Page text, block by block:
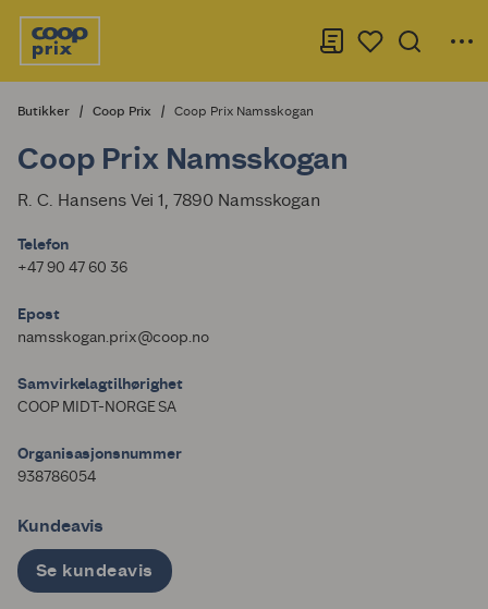
Butikker Coop Prix Coop Prix Namsskogan
Coop Prix Namsskogan
R. C. Hansens Vei 1, 7890 Namsskogan
Telefon
+47 90 47 60 36
Epost
namsskogan.prix@coop.no
Samvirkelagtilhørighet
COOP MIDT-NORGE SA
Organisasjonsnummer
938786054
Kundeavis
Se kundeavis